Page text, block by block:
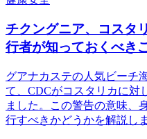
チクングニア、コスタ
行者が知っておくべき
グアナカステの人気ビーチ
て、CDCがコスタリカに対
ました。この警告の意味、
行すべきかどうかを解説しま